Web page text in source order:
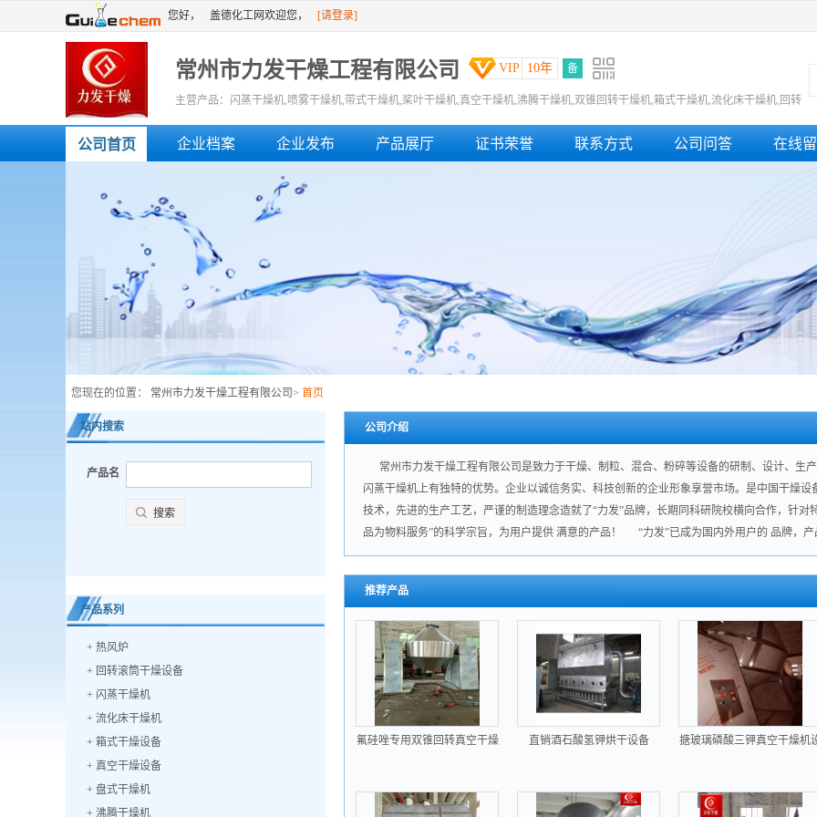
您好， 盖德化工网欢迎您， [请登录]
或者
[免费注册]
常州市力发干燥工程有限公司 VIP 10年 备
主营产品：闪蒸干燥机,喷雾干燥机,带式干燥机,桨叶干燥机,真空干燥机,沸腾干燥机,双锥回转干燥机,箱式干燥机,流化床干燥机,回转
滚筒干燥机,滚筒刮板干燥机,单锥干燥机
公司首页 企业档案 企业发布 产品展厅 证书荣誉 联系方式 公司问答 在线
您现在的位置： 常州市力发干燥工程有限公司 > 首页
站内搜索
产品名
产品系列
+ 热风炉
+ 回转滚筒干燥设备
+ 闪蒸干燥机
+ 流化床干燥机
+ 箱式干燥设备
+ 真空干燥设备
+ 盘式干燥机
+ 沸腾干燥机
公司介绍
常州市力发干燥工程有限公司是致力于干燥、制粒、混合、粉碎等设备的研制、设计、生
闪蒸干燥机上有独特的优势。企业以诚信务实、科技创新的企业形象享誉市场。是中国干
技术，先进的生产工艺，严谨的制造理念造就了“力发”品牌，长期同科研院校横向合作，针
品为物料服务”的科学宗旨，为用户提供 满意的产品！ “力发”已成为国内外用户的 品牌，
推荐产品
氟硅唑专用双锥回转真空干燥
直销酒石酸氢钾烘干设备
搪玻璃磷酸三钾真空干燥机